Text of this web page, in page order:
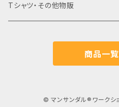
滝行×マンサンダル
草鞋（わらじ）づくり×マンサンダル
高尾山（東京都八王子市）
東北（青森・岩手・宮城・秋田・山形
関東（東京・埼玉・神奈川・千葉・
Tシャツ・その他物販
商品一
© マンサンダル®︎ワークシ